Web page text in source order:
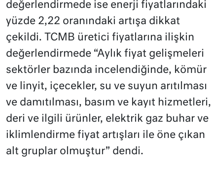
değerlendirmede ise enerji fiyatlarındaki
yüzde 2,22 oranındaki artışa dikkat
çekildi. TCMB üretici fiyatlarına ilişkin
değerlendirmede “Aylık fiyat gelişmeleri
sektörler bazında incelendiğinde, kömür
ve linyit, içecekler, su ve suyun arıtılması
ve damıtılması, basım ve kayıt hizmetleri,
deri ve ilgili ürünler, elektrik gaz buhar ve
iklimlendirme fiyat artışları ile öne çıkan
alt gruplar olmuştur” dendi.